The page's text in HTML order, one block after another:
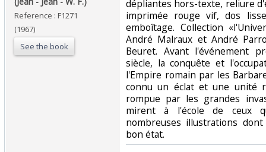
Reference : F1271
(1967)
See the book
dépliantes hors-texte, reliure
imprimée rouge vif, dos
emboîtage. Collection
André Malraux et André
Beuret. Avant l'événement
siècle, la conquête et
l'Empire romain par les
connu un éclat et une unité
rompue par les grandes
mirent à l'école de ceux
nombreuses illustrations
bon état.‎